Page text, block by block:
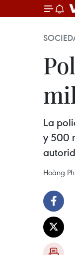
La
y 500
Hoàng